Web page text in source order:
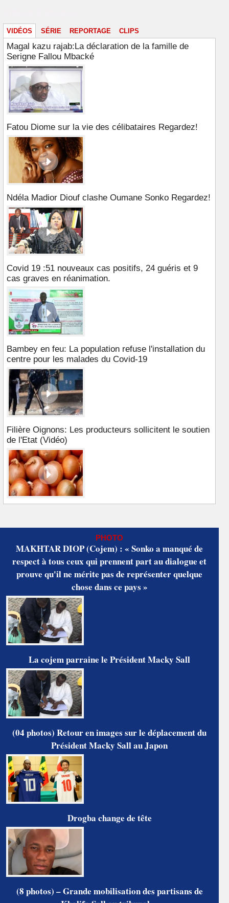
VIDÉOS SÉRIE REPORTAGE CLIPS
Magal kazu rajab:La déclaration de la famille de
Serigne Fallou Mbacké
Fatou Diome sur la vie des célibataires Regardez!
Ndéla Madior Diouf clashe Oumane Sonko Regardez!
Covid 19 :51 nouveaux cas positifs, 24 guéris et 9
cas graves en réanimation.
Bambey en feu: La population refuse l'installation du
centre pour les malades du Covid-19
Filière Oignons: Les producteurs sollicitent le soutien
de l'Etat (Vidéo)
PHOTO
MAKHTAR DIOP (Cojem) : « Sonko a manqué de
respect à tous ceux qui prennent part au dialogue et
prouve qu'il ne mérite pas de représenter quelque
chose dans ce pays »
La cojem parraine le Président Macky Sall
(04 photos) Retour en images sur le déplacement du
Président Macky Sall au Japon
Drogba change de tête
(8 photos) – Grande mobilisation des partisans de